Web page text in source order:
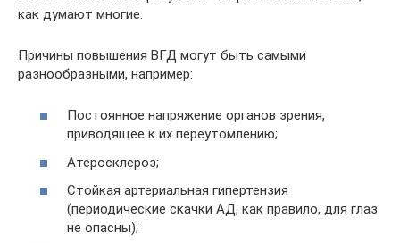
как думают многие.
Причины повышения ВГД могут быть самыми
разнообразными, например:
Постоянное напряжение органов зрения,
приводящее к их переутомлению;
Атеросклероз;
Стойкая артериальная гипертензия
(периодические скачки АД, как правило, для глаз
не опасны);